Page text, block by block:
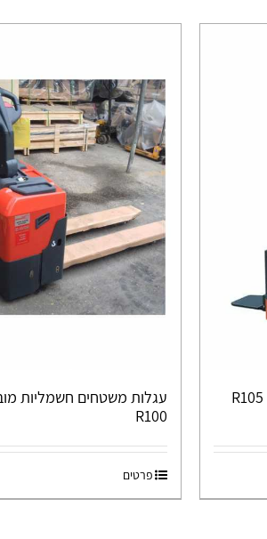
עגלות משטחים חשמליות
R100
פרטים